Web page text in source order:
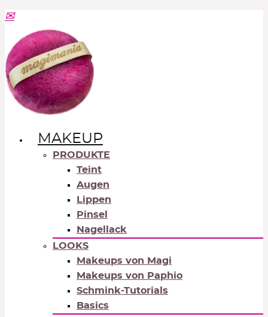
MAKEUP
PRODUKTE
Teint
Augen
Lippen
Pinsel
Nagellack
LOOKS
Makeups von Magi
Makeups von Paphio
Schmink-Tutorials
Basics